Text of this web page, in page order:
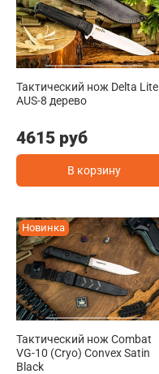
Тактический нож Delta Lite
AUS-8 дерево
4615 руб
В корзину
Новинка
Тактический нож Combat
VG-10 (Cryo) Convex Satin
Black